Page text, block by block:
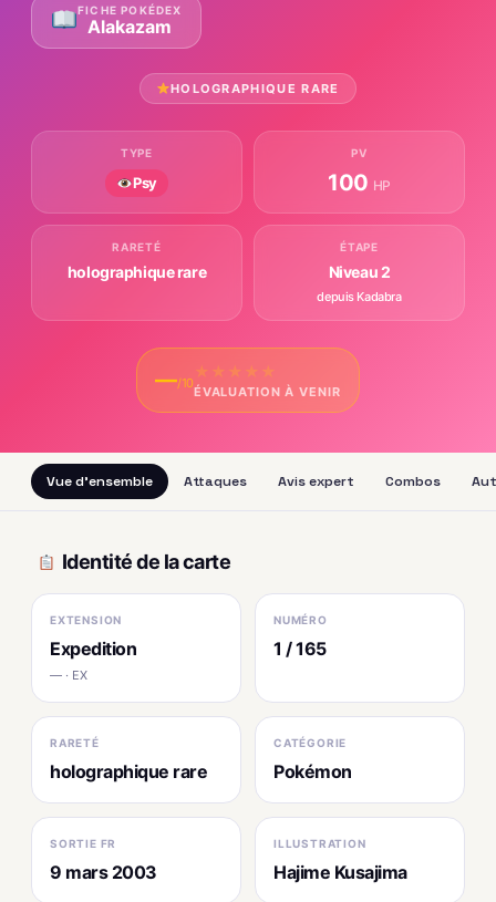
FICHE POKÉDEX
Alakazam
HOLOGRAPHIQUE RARE
TYPE
Psy
PV
100 HP
RARETÉ
holographique rare
ÉTAPE
Niveau 2
depuis Kadabra
—/10
★ ★ ★ ★ ★
ÉVALUATION À VENIR
Vue d'ensemble Attaques Avis expert Combos
Identité de la carte
EXTENSION
Expedition
— · EX
NUMÉRO
1 / 165
RARETÉ
holographique rare
CATÉGORIE
Pokémon
SORTIE FR
9 mars 2003
ILLUSTRATION
Hajime Kusajima